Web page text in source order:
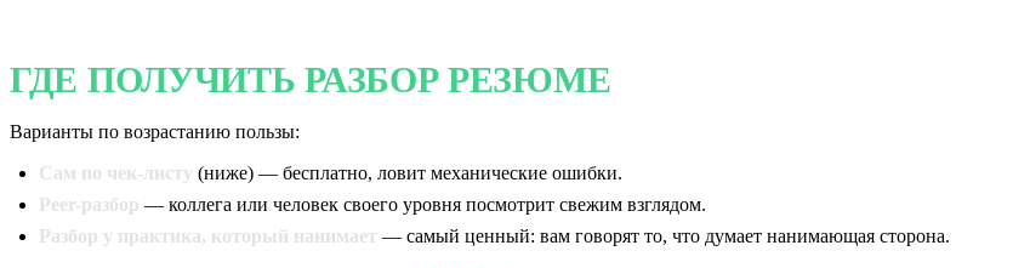
ГДЕ ПОЛУЧИТЬ РАЗБОР РЕЗЮМЕ
Варианты по возрастанию пользы:
Сам по чек-листу (ниже) — бесплатно, ловит механические ошибки.
Peer-разбор — коллега или человек своего уровня посмотрит свежим взглядом.
Разбор у практика, который нанимает — самый ценный: вам говорят то, что думает нанимающая сторона.